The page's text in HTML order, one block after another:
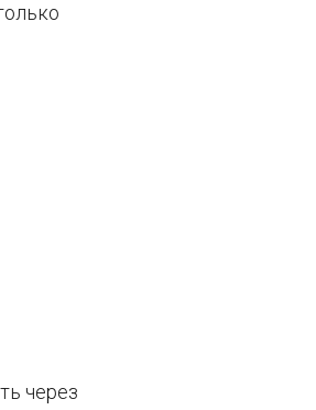
через